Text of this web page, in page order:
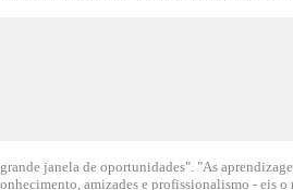
janela de oportunidades". "As
amizades e profissionalismo - eis o